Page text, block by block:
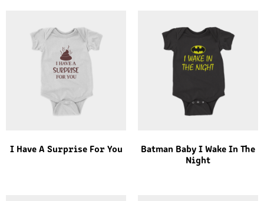
I Have A Surprise For You
Batman Baby I Wake In The
Night